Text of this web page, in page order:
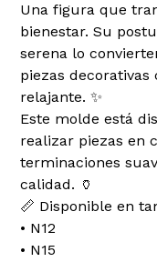
Una figura que
bienestar. Su
serena lo
piezas
relajante. ✨
Este molde está
realizar piezas en
terminaciones
calidad. 🏺
📏 Disponible en
• N12
• N15